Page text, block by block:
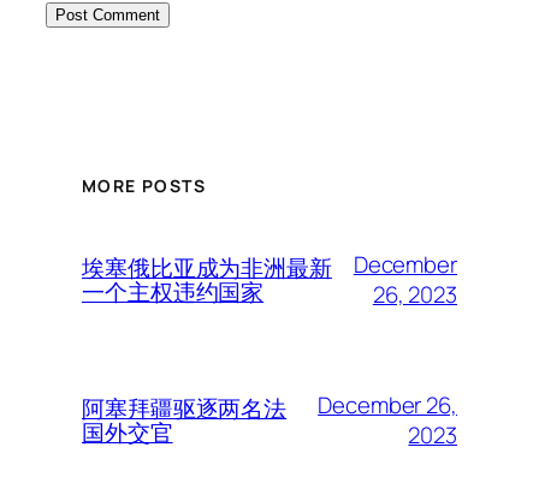
MORE POSTS
埃塞俄比亚成为非洲最新
一个主权违约国家
December
26, 2023
阿塞拜疆驱逐两名法
国外交官
December 26,
2023